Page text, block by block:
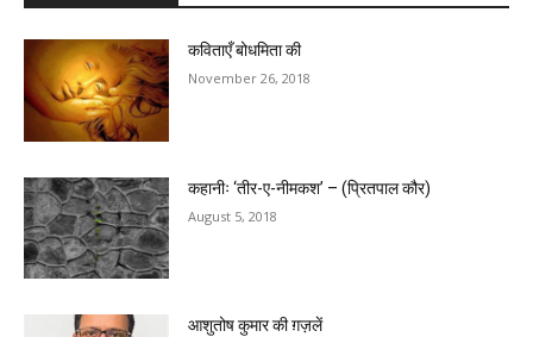
कविताएँ बोधमिता की
November 26, 2018
कहानीः ‘तीर-ए-नीमकश’ – (प्रितपाल कौर)
August 5, 2018
आशुतोष कुमार की ग़ज़लें